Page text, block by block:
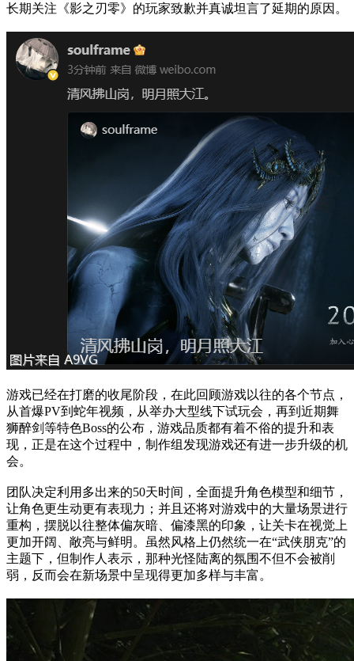
长期关注《影之刃零》的玩家致歉并真诚坦言了延期的原因。
游戏已经在打磨的收尾阶段，在此回顾游戏以往的各个节点，
从首爆PV到蛇年视频，从举办大型线下试玩会，再到近期舞
狮醉剑等特色Boss的公布，游戏品质都有着不俗的提升和表
现，正是在这个过程中，制作组发现游戏还有进一步升级的机
会。
团队决定利用多出来的50天时间，全面提升角色模型和细节，
让角色更生动更有表现力；并且还将对游戏中的大量场景进行
重构，摆脱以往整体偏灰暗、偏漆黑的印象，让关卡在视觉上
更加开阔、敞亮与鲜明。虽然风格上仍然统一在“武侠朋克”的
主题下，但制作人表示，那种光怪陆离的氛围不但不会被削
弱，反而会在新场景中呈现得更加多样与丰富。